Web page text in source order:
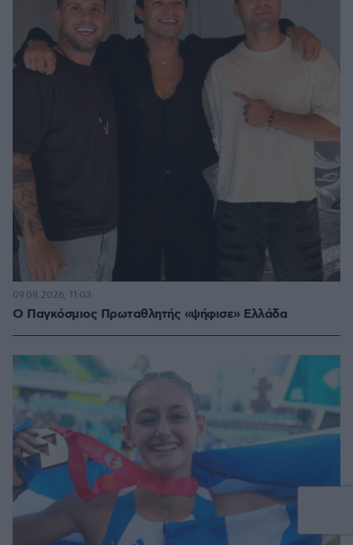
Ο Παγκόσμιος Πρωταθλητής «ψήφισε» Ελλάδα
09.08.2026, 11:03